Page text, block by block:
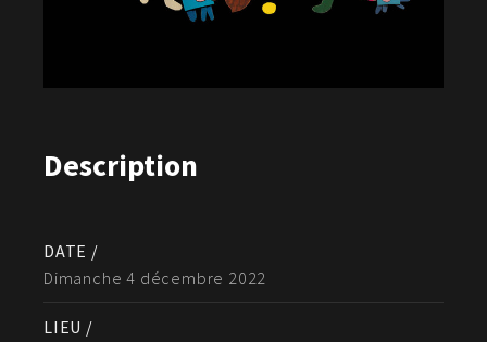
Description
DATE /
Dimanche 4 décembre 2022
LIEU /